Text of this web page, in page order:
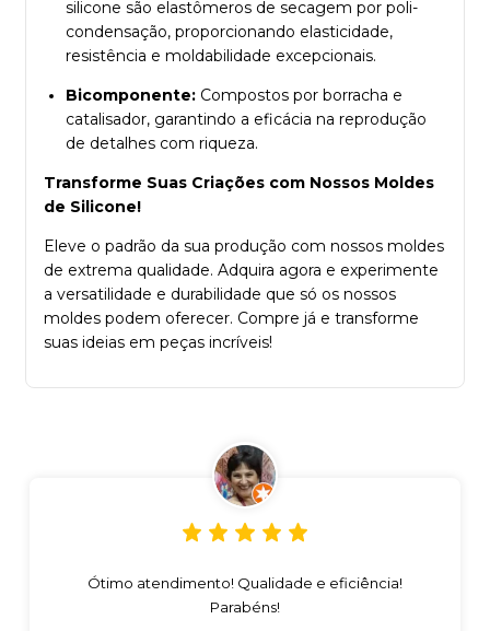
silicone são elastômeros de secagem por poli-
condensação, proporcionando elasticidade,
resistência e moldabilidade excepcionais.
Bicomponente: Compostos por borracha e
catalisador, garantindo a eficácia na reprodução
de detalhes com riqueza.
Transforme Suas Criações com Nossos Moldes
de Silicone!
Eleve o padrão da sua produção com nossos moldes
de extrema qualidade. Adquira agora e experimente
a versatilidade e durabilidade que só os nossos
moldes podem oferecer. Compre já e transforme
suas ideias em peças incríveis!
Ótimo atendimento! Qualidade e eficiência!
Parabéns!